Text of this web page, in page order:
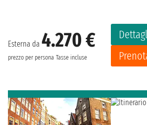
Esterna da 4.270 €
prezzo per persona Tasse incluse